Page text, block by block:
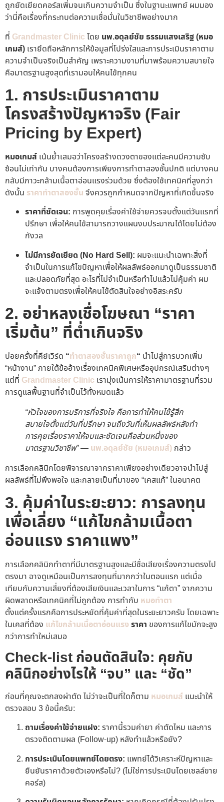
ถูกยัดเยียดคอร์สเพิ่มจนเกินความจำเป็น ซึ่งในฐานะแพทย์ ผมมอง
ว่านี่คือเรื่องที่กระทบต่อความเชื่อมั่นในวิชาชีพอย่างมาก
ที่ Grandmaster Clinic โดย นพ.อดุลย์ชัย ธรรมแสงเสริฐ (หมอ
เกมส์) เรายึดถือหลักการให้ข้อมูลที่โปร่งใสและการประเมินราคาตาม
ความจำเป็นจริงเป็นสำคัญ เพราะความงามที่มาพร้อมความสบายใจ
คือมาตรฐานสูงสุดที่เรามอบให้คนไข้ทุกคน
1. การประเมินราคาตาม
โครงสร้างปัญหาจริง (Fair
Pricing by Expert)
หมอเกมส์ เน้นย้ำเสมอว่าโครงสร้างดวงตาของแต่ละคนมีความซับ
ซ้อนไม่เท่ากัน บางคนต้องการเพียงการทำตาสองชั้นปกติ แต่บางคน
กลับมีภาวะกล้ามเนื้อตาอ่อนแรงร่วมด้วย ซึ่งต้องใช้เทคนิคที่สูงกว่า
ดังนั้น ราคาทำตาสองชั้น จึงควรถูกกำหนดจากปัญหาที่เกิดขึ้นจริง
ราคาที่ชัดเจน: การพูดคุยเรื่องค่าใช้จ่ายควรจบตั้งแต่วันแรกที่
ปรึกษา เพื่อให้คนไข้สามารถวางแผนงบประมาณได้โดยไม่ต้อง
กังวล
ไม่มีการยัดเยียด (No Hard Sell): ผมจะแนะนำเฉพาะสิ่งที่
จำเป็นในการแก้ไขปัญหาเพื่อให้ผลลัพธ์ออกมาดูเป็นธรรมชาติ
และปลอดภัยที่สุด อะไรที่ไม่จำเป็นหรือทำไปแล้วไม่คุ้มค่า ผม
จะแจ้งตามตรงเพื่อให้คนไข้ตัดสินใจอย่างอิสระครับ
2. อย่าหลงเชื่อโฆษณา “ราคา
เริ่มต้น” ที่ต่ำเกินจริง
บ่อยครั้งที่คีย์เวิร์ด “ทำตาสองชั้นราคาถูก“ นำไปสู่การบวกเพิ่ม
“หน้างาน” ภายใต้ข้ออ้างเรื่องเทคนิคพิเศษหรืออุปกรณ์เสริมต่างๆ
แต่ที่ Grandmaster Clinic เรามุ่งเน้นการให้ราคามาตรฐานที่รวม
การดูแลพื้นฐานที่จำเป็นไว้ทั้งหมดแล้ว
“หัวใจของการบริการที่จริงใจ คือการทำให้คนไข้รู้สึก
สบายใจตั้งแต่วันที่ปรึกษา จนถึงวันที่เห็นผลลัพธ์หลังทำ
การคุยเรื่องราคาให้จบและชัดเจนคือส่วนหนึ่งของ
มาตรฐานวิชาชีพ”— นพ.อดุลย์ชัย (หมอเกมส์) กล่าว
การเลือกคลินิกโดยพิจารณาจากราคาเพียงอย่างเดียวอาจนำไปสู่
ผลลัพธ์ที่ไม่พึงพอใจ และกลายเป็นที่มาของ “เคสแก้” ในอนาคต
3. คุ้มค่าในระยะยาว: การลงทุน
เพื่อเลี่ยง “แก้ไขกล้ามเนื้อตา
อ่อนแรง ราคาแพง”
การเลือกคลินิกทำตาที่มีมาตรฐานสูงและมีชื่อเสียงเรื่องความตรงไป
ตรงมา อาจดูเหมือนเป็นการลงทุนที่มากกว่าในตอนแรก แต่เมื่อ
เทียบกับความเสี่ยงที่ต้องเสียเงินและเวลาในการ “แก้ตา” จากความ
ผิดพลาดหรือเทคนิคที่ไม่ถูกต้อง การทำกับ หมอทำตา
ตั้งแต่ครั้งแรกคือการประหยัดที่คุ้มค่าที่สุดในระยะยาวครับ โดยเฉพาะ
ในเคสที่ต้อง แก้ไขกล้ามเนื้อตาอ่อนแรงราคา ของการแก้ไขมักจะสูง
กว่าการทำใหม่เสมอ
Check-list ก่อนตัดสินใจ: คุยกับ
คลินิกอย่างไรให้ “จบ” และ “ชัด”
ก่อนที่คุณจะตกลงผ่าตัด ไม่ว่าจะเป็นที่ใดก็ตาม หมอเกมส์ แนะนำให้
ตรวจสอบ 3 ข้อนี้ครับ:
ถามเรื่องค่าใช้จ่ายแฝง: ราคานี้รวมค่ายา ค่าตัดไหม และการ
ตรวจติดตามผล (Follow-up) หลังทำแล้วหรือยัง?
การประเมินโดยแพทย์โดยตรง: แพทย์ได้วิเคราะห์ปัญหาและ
ยืนยันราคาด้วยตัวเองหรือไม่? (ไม่ใช่การประเมินโดยเซลล์ขาย
คอร์ส)